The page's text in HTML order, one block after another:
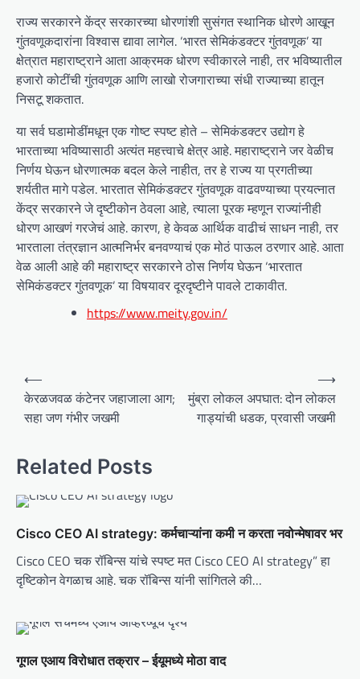
राज्य सरकारने केंद्र सरकारच्या धोरणांशी सुसंगत स्थानिक धोरणे आखून
गुंतवणूकदारांना विश्वास द्यावा लागेल. ‘भारत सेमिकंडक्टर गुंतवणूक’ या
क्षेत्रात महाराष्ट्राने आता आक्रमक धोरण स्वीकारले नाही, तर भविष्यातील
हजारो कोटींची गुंतवणूक आणि लाखो रोजगाराच्या संधी राज्याच्या हातून
निसटू शकतात.
या सर्व घडामोडींमधून एक गोष्ट स्पष्ट होते – सेमिकंडक्टर उद्योग हे
भारताच्या भविष्यासाठी अत्यंत महत्त्वाचे क्षेत्र आहे. महाराष्ट्राने जर वेळीच
निर्णय घेऊन धोरणात्मक बदल केले नाहीत, तर हे राज्य या प्रगतीच्या
शर्यतीत मागे पडेल. भारतात सेमिकंडक्टर गुंतवणूक वाढवण्याच्या प्रयत्नात
केंद्र सरकारने जे दृष्टीकोन ठेवला आहे, त्याला पूरक म्हणून राज्यांनीही
धोरण आखणं गरजेचं आहे. कारण, हे केवळ आर्थिक वाढीचं साधन नाही, तर
भारताला तंत्रज्ञान आत्मनिर्भर बनवण्याचं एक मोठं पाऊल ठरणार आहे. आता
वेळ आली आहे की महाराष्ट्र सरकारने ठोस निर्णय घेऊन ‘भारतात
सेमिकंडक्टर गुंतवणूक’ या विषयावर दूरदृष्टीने पावले टाकावीत.
https://www.meity.gov.in/
o
n
a
v
i
g
a
t
o
⟵
केरळजवळ कंटेनर जहाजाला आग;
सहा जण गंभीर जखमी
मुंब्रा लोकल अपघात: दोन लोकल
गाड्यांची धडक, प्रवासी जखमी
⟶
Related Posts
Cisco CEO AI strategy: कर्मचाऱ्यांना कमी न करता नवोन्मेषावर भर
Cisco CEO चक रॉबिन्स यांचे स्पष्ट मत Cisco CEO AI strategy” हा
दृष्टिकोन वेगळाच आहे. चक रॉबिन्स यांनी सांगितले की…
गूगल एआय विरोधात तक्रार – ईयूमध्ये मोठा वाद